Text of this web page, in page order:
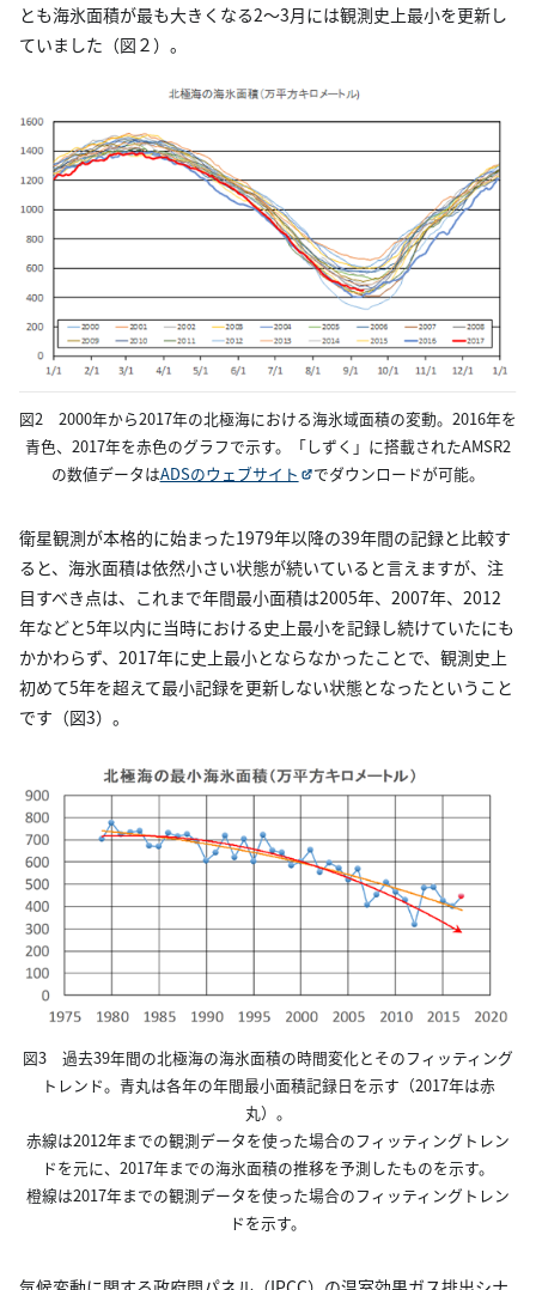
とも海氷面積が最も大きくなる2～3月には観測史上最小を更新し
ていました（図２）。
図2 2000年から2017年の北極海における海氷域面積の変動。2016年を
青色、2017年を赤色のグラフで示す。「しずく」に搭載されたAMSR2
の数値データはADSのウェブサイト でダウンロードが可能。
衛星観測が本格的に始まった1979年以降の39年間の記録と比較す
ると、海氷面積は依然小さい状態が続いていると言えますが、注
目すべき点は、これまで年間最小面積は2005年、2007年、2012
年などと5年以内に当時における史上最小を記録し続けていたにも
かかわらず、2017年に史上最小とならなかったことで、観測史上
初めて5年を超えて最小記録を更新しない状態となったということ
です（図3）。
図3 過去39年間の北極海の海氷面積の時間変化とそのフィッティング
トレンド。青丸は各年の年間最小面積記録日を示す（2017年は赤
丸）。
赤線は2012年までの観測データを使った場合のフィッティングトレン
ドを元に、2017年までの海氷面積の推移を予測したものを示す。
橙線は2017年までの観測データを使った場合のフィッティングトレン
ドを示す。